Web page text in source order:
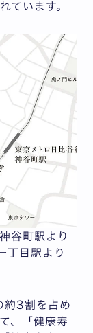
ています。
谷町駅より
丁目駅より
約3割を占め
、「健康寿